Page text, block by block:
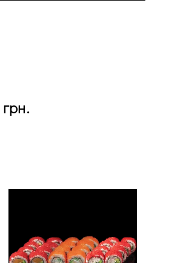
грн.